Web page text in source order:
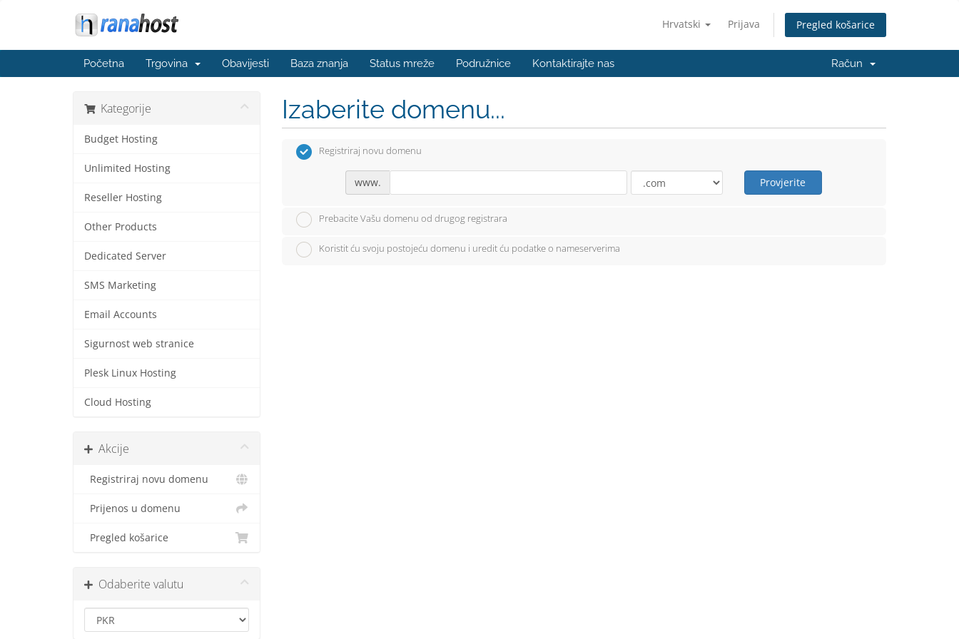
Hrvatski Prijava Pregled košarice
Početna Trgovina Obavijesti Baza znanja Status mreže Podružnice Kontaktirajte nas Račun
Kategorije
Budget Hosting
Unlimited Hosting
Reseller Hosting
Other Products
Dedicated Server
SMS Marketing
Email Accounts
Sigurnost web stranice
Plesk Linux Hosting
Cloud Hosting
Akcije
Registriraj novu domenu
Prijenos u domenu
Pregled košarice
Odaberite valutu
Izaberite domenu...
Registriraj novu domenu
www. Provjerite
Prebacite Vašu domenu od drugog registrara
Koristit ću svoju postojeću domenu i uredit ću podatke o nameserverima